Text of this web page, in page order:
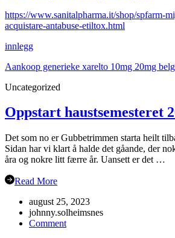
https://www.sanitalpharma.it/shop/spfarm-
acquistare-antabuse-etiltox.html
innlegg
Aankoop generieke xarelto 10mg 20mg
Uncategorized
Oppstart haustsemesteret
Det som no er Gubbetrimmen starta heilt
Sidan har vi klart å halde det gåande, der
åra og nokre litt færre år. Uansett er det …
Read More
august 25, 2023
johnny.solheimsnes
Commenton